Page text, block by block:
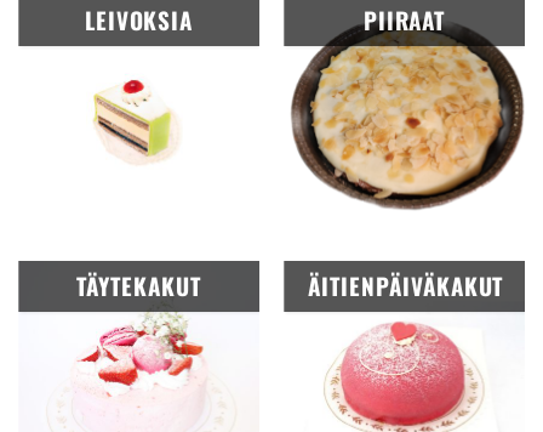
LEIVOKSIA PIIRAAT
TÄYTEKAKUT ÄITIENPÄIVÄKAKUT